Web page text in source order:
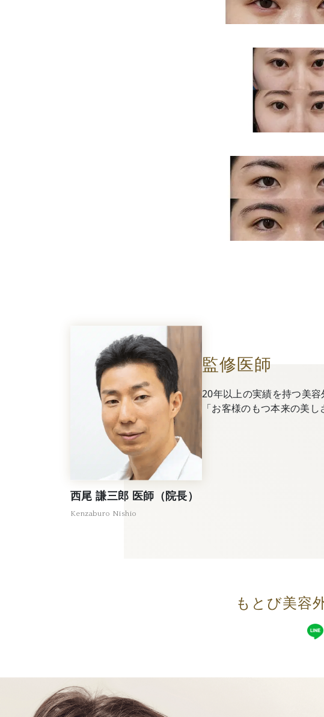
監修医師
20年以上の実績を持つ美容
「お客様のもつ本来の美
西尾 謙三郎 医師（院長）
Kenzaburo Nishio
もとび美容